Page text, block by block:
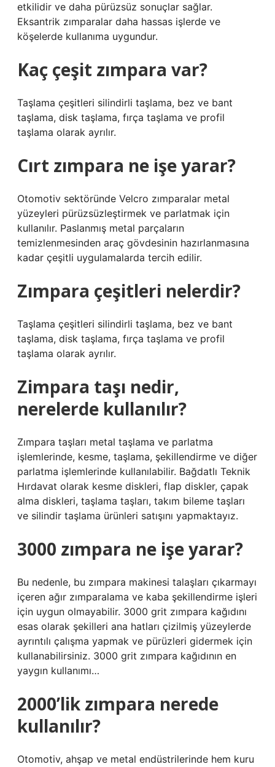
etkilidir ve daha pürüzsüz sonuçlar sağlar.
Eksantrik zımparalar daha hassas işlerde ve
köşelerde kullanıma uygundur.
Kaç çeşit zımpara var?
Taşlama çeşitleri silindirli taşlama, bez ve bant
taşlama, disk taşlama, fırça taşlama ve profil
taşlama olarak ayrılır.
Cırt zımpara ne işe yarar?
Otomotiv sektöründe Velcro zımparalar metal
yüzeyleri pürüzsüzleştirmek ve parlatmak için
kullanılır. Paslanmış metal parçaların
temizlenmesinden araç gövdesinin hazırlanmasına
kadar çeşitli uygulamalarda tercih edilir.
Zımpara çeşitleri nelerdir?
Taşlama çeşitleri silindirli taşlama, bez ve bant
taşlama, disk taşlama, fırça taşlama ve profil
taşlama olarak ayrılır.
Zimpara taşı nedir,
nerelerde kullanılır?
Zımpara taşları metal taşlama ve parlatma
işlemlerinde, kesme, taşlama, şekillendirme ve diğer
parlatma işlemlerinde kullanılabilir. Bağdatlı Teknik
Hırdavat olarak kesme diskleri, flap diskler, çapak
alma diskleri, taşlama taşları, takım bileme taşları
ve silindir taşlama ürünleri satışını yapmaktayız.
3000 zımpara ne işe yarar?
Bu nedenle, bu zımpara makinesi talaşları çıkarmayı
içeren ağır zımparalama ve kaba şekillendirme işleri
için uygun olmayabilir. 3000 grit zımpara kağıdını
esas olarak şekilleri ana hatları çizilmiş yüzeylerde
ayrıntılı çalışma yapmak ve pürüzleri gidermek için
kullanabilirsiniz. 3000 grit zımpara kağıdının en
yaygın kullanımı…
2000’lik zımpara nerede
kullanılır?
Otomotiv, ahşap ve metal endüstrilerinde hem kuru